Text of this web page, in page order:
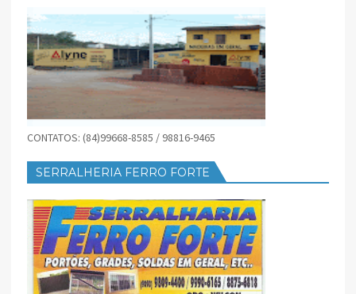
CONTATOS: (84)99668-8585 / 98816-9465
SERRALHERIA FERRO FORTE